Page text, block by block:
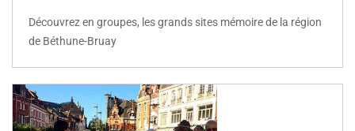
Découvrez en groupes, les grands sites mémoire de la région
de Béthune-Bruay